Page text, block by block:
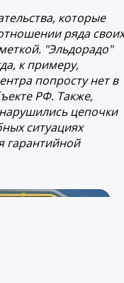
которые
ряда своих
"Эльдорадо"
к примеру,
попросту нет в
РФ. Также,
цепочки
ситуациях
гарантийной